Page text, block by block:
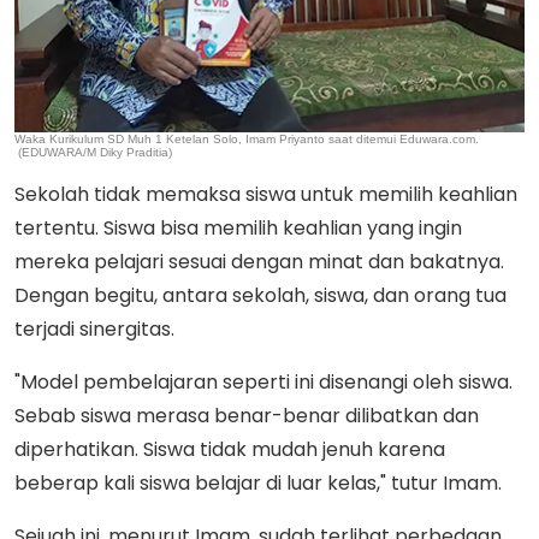
Waka Kurikulum SD Muh 1 Ketelan Solo, Imam Priyanto saat ditemui Eduwara.com.
(EDUWARA/M Diky Praditia)
Sekolah tidak memaksa siswa untuk memilih keahlian
tertentu. Siswa bisa memilih keahlian yang ingin
mereka pelajari sesuai dengan minat dan bakatnya.
Dengan begitu, antara sekolah, siswa, dan orang tua
terjadi sinergitas.
"Model pembelajaran seperti ini disenangi oleh siswa.
Sebab siswa merasa benar-benar dilibatkan dan
diperhatikan. Siswa tidak mudah jenuh karena
beberap kali siswa belajar di luar kelas," tutur Imam.